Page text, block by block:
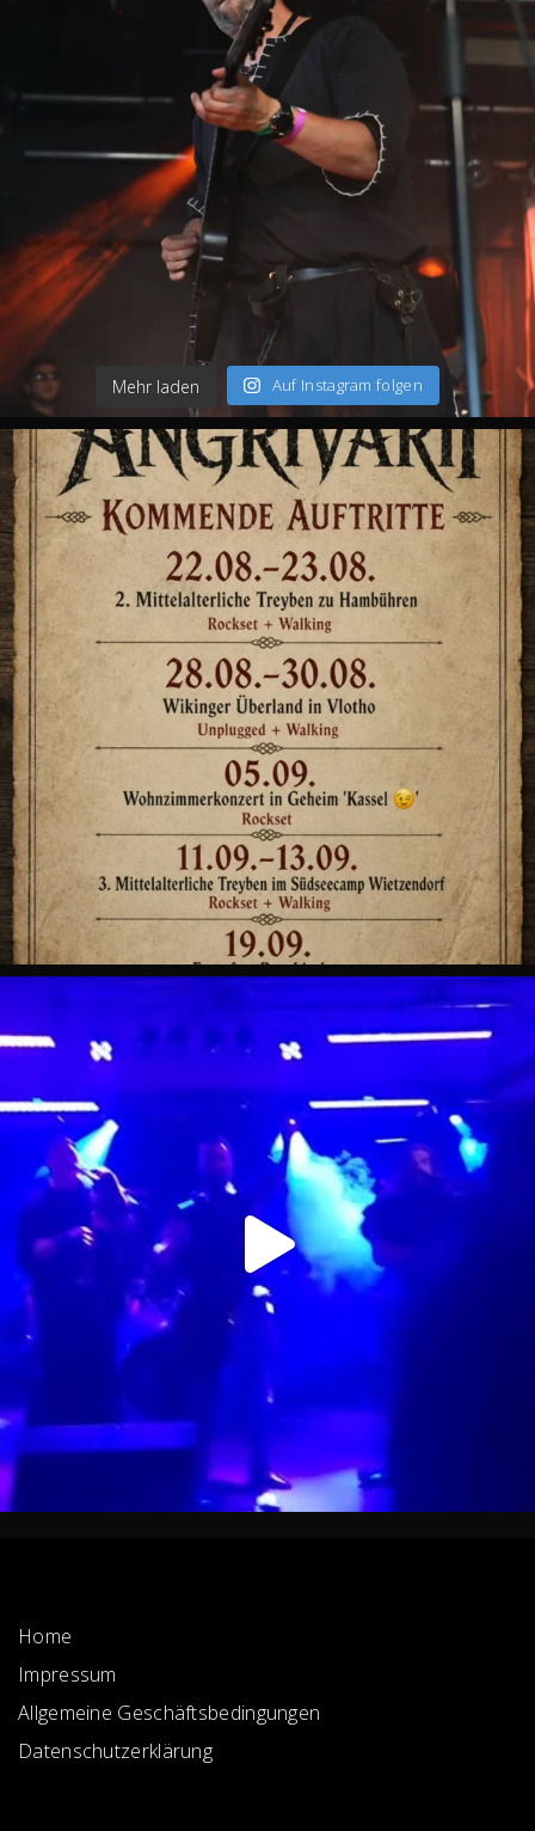
Mehr laden Auf Instagram folgen
Home
Impressum
Allgemeine Geschäftsbedingungen
Datenschutzerklärung